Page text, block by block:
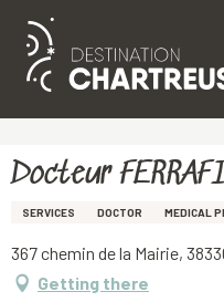
Aller
principal
Docteur
SERVICES DOCTOR MEDICAL
367 chemin de la Mairie,
Getting there